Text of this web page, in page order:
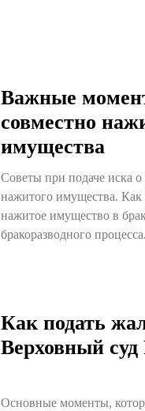
Важные
совместно
имущества
Советы при подаче иска о
нажитого имущества. Как
нажитое имущество в
бракоразводного процесса.
Как подать
Верховный
Основные моменты,